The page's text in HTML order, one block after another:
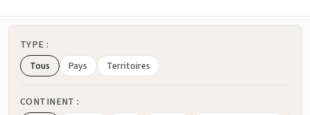
TYPE :
Tous Pays Territoires
CONTINENT :